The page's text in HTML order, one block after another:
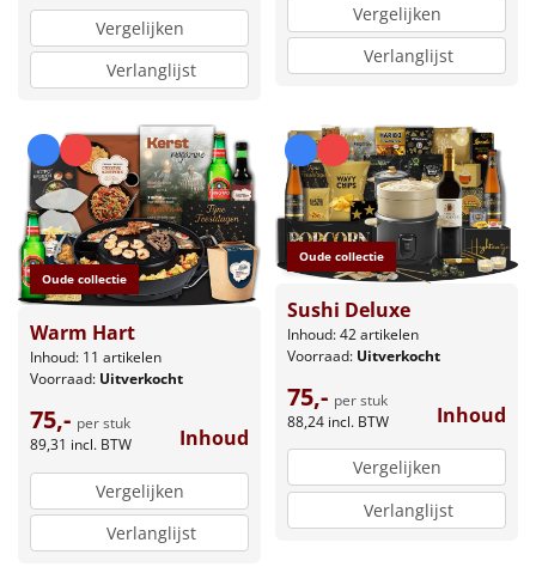
Vergelijken
Verlanglijst
Vergelijken
Verlanglijst
Oude collectie
Warm Hart
Inhoud: 11 artikelen
Voorraad: Uitverkocht
75,- per stuk
89,31 incl. BTW Inhoud
Vergelijken
Verlanglijst
Oude collectie
Sushi Deluxe
Inhoud: 42 artikelen
Voorraad: Uitverkocht
75,- per stuk
88,24 incl. BTW Inhoud
Vergelijken
Verlanglijst